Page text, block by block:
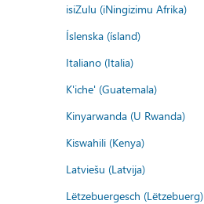
isiZulu (iNingizimu Afrika)
Íslenska (ísland)
Italiano (Italia)
K'iche' (Guatemala)
Kinyarwanda (U Rwanda)
Kiswahili (Kenya)
Latviešu (Latvija)
Lëtzebuergesch (Lëtzebuerg)